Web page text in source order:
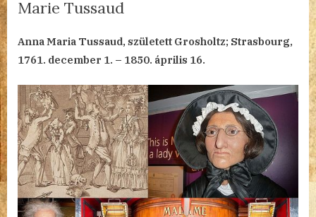
Marie Tussaud
on
Tussaud
című
Anna Maria Tussaud, született Grosholtz; Strasbourg,
1761. december 1. – 1850. április 16.